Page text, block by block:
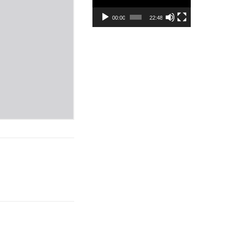
00:00 22:48